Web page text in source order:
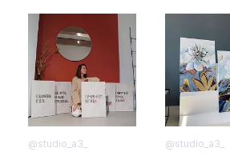
@studio_a3_ @studio_a3_